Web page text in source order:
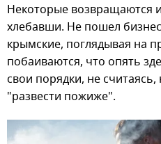
Некоторые возвращаются
хлебавши. Не пошел
крымские, поглядывая на
побаиваются, что опять
свои порядки, не
"развести пожиже".